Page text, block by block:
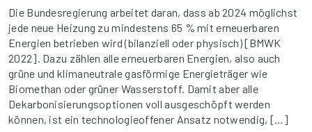
Die Bundesregierung arbeitet daran, dass ab 2024 möglichst
jede neue Heizung zu mindestens 65 % mit erneuerbaren
Energien betrieben wird (bilanziell oder physisch) [BMWK
2022]. Dazu zählen alle erneuerbaren Energien, also auch
grüne und klimaneutrale gasförmige Energieträger wie
Biomethan oder grüner Wasserstoff. Damit aber alle
Dekarbonisierungsoptionen voll ausgeschöpft werden
können, ist ein technologieoffener Ansatz notwendig, […]